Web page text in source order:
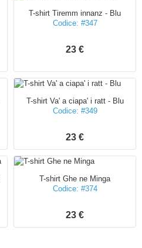
T-shirt Tiremm innanz - Blu
Codice: #347
23 €
T-shirt Va' a ciapa' i ratt - Blu
Codice: #349
23 €
T-shirt Ghe ne Minga
Codice: #374
23 €